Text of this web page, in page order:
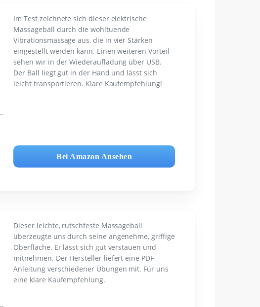
Im Test zeichnete sich dieser elektrische
Massageball durch die wohltuende
Vibrationsmassage aus, die in vier Stärken
eingestellt werden kann. Einen weiteren Vorteil
sehen wir in der Wiederaufladung über USB.
Der Ball liegt gut in der Hand und lässt sich
leicht transportieren. Klare Kaufempfehlung!
Bei Amazon Ansehen
Dieser leichte, rutschfeste Massageball
überzeugte uns durch seine angenehme, griffige
Oberfläche. Er lässt sich gut verstauen und
mitnehmen. Der Hersteller liefert eine PDF-
Anleitung verschiedener Übungen mit. Für uns
eine klare Kaufempfehlung.